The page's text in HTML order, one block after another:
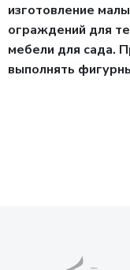
изготовление
ограждений для
мебели для сада.
выполнять